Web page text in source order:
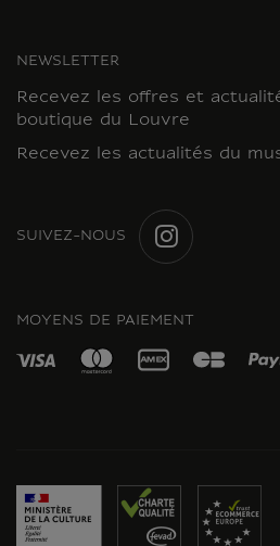
NEWSLETTER
Recevez les offres et
boutique du Louvre
Recevez les actualités du
SUIVEZ-NOUS
MOYENS DE PAIEMENT